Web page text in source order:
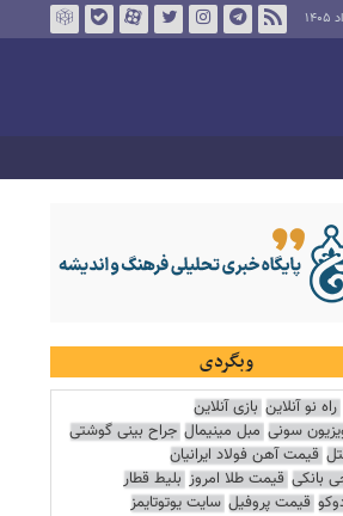
وبگردی
راه نو آنلاین بازی آنلاین
سونی مبل مینیمال جراح بینی گوشتی
قیمت آهن فولاد ایرانیان
بانکی قیمت طلا امروز بلیط قطار
قیمت پروفیل سایت یوتوتایمز